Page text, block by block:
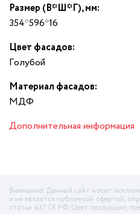
Размер (В*Ш*Г), мм:
354*596*16
Цвет фасадов:
Гoлyбoй
Материал фасадов:
МДФ
Дополнительная информация
Внимание! Данный сайт носит
и не является публичной офертой,
статьи 437 ГК РФ. Цвет продукции,